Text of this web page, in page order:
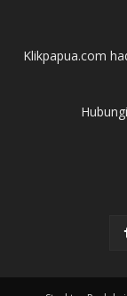
Klikpapua.com